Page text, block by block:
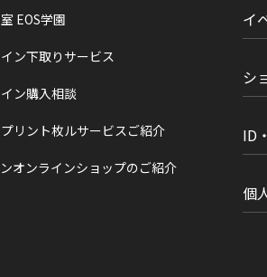
EOS学園
ン下取りサービス
ン購入相談
プリント枚ルサービスご紹介
オンラインショップのご紹介
イ
シ
ID
個